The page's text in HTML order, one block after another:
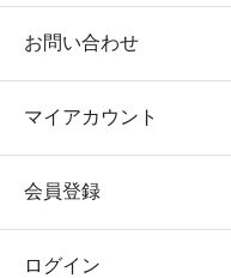
お問い合わせ
マイアカウント
会員登録
ログイン